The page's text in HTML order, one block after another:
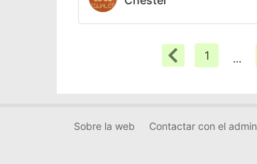
1 ...
Sobre la web Contactar con el admin